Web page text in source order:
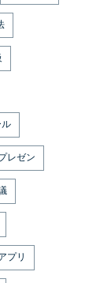
レゼン
プリ